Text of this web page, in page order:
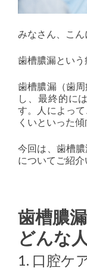
みなさん、こん
歯槽膿漏とい
歯槽膿漏（歯
し、最終的に
す。人によっ
くいといった傾
今回は、歯槽
についてご紹介
歯槽膿
どんな
1. 口腔ケ